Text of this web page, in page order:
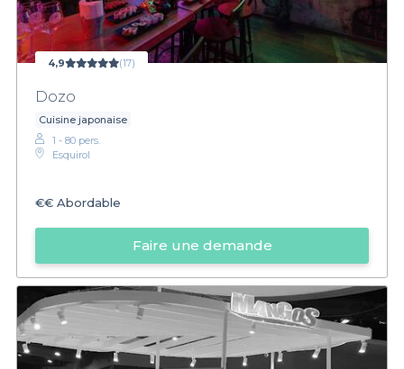
4,9 (17)
Dozo
Cuisine japonaise
1 - 80 pers.
Esquirol
€€ Abordable
Faire une demande